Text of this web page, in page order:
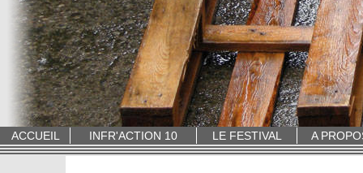
ACCUEIL INFR'ACTION 10 LE FESTIVAL A